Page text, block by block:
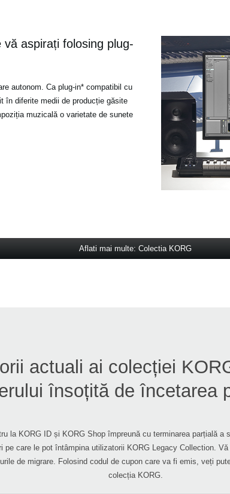
aspirați folosing plug-
autonom. Ca plug-in* compatibil cu
în diferite medii de producție găsite
muzicală o varietate de sunete
Aflati mai multe: Colectia KORG
actuali ai colecției
însoțită de încetarea
la KORG ID și KORG Shop împreună cu terminarea parțială a
pe care le pot întâmpina utilizatorii KORG Legacy Collection.
de migrare. Folosind codul de cupon care va fi emis, veți
colecția KORG.